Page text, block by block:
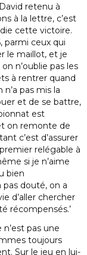
retenu à
à la lettre, c’est
cette victoire.
parmi ceux qui
le maillot, et je
n’oublie pas les
à rentrer quand
pas mis la
et de se battre,
est
on remonte de
c’est d’assurer
relégable à
si je n’aime
bien
douté, on a
d’aller chercher
récompensés.’
n’est pas une
toujours
Sur le jeu en lui-